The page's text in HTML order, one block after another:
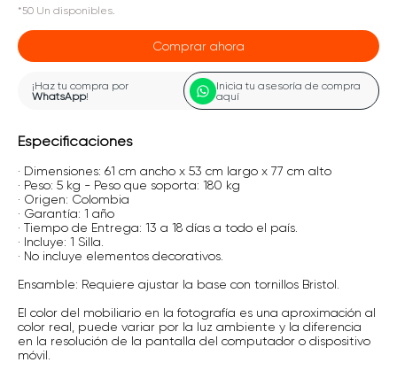
*50 Un disponibles.
Comprar ahora
¡Haz tu compra por
WhatsApp!
Inicia tu asesoría de compra
aquí
Especificaciones
· Dimensiones: 61 cm ancho x 53 cm largo x 77 cm alto
· Peso: 5 kg - Peso que soporta: 180 kg
· Origen: Colombia
· Garantía: 1 año
· Tiempo de Entrega: 13 a 18 días a todo el país.
· Incluye: 1 Silla.
· No incluye elementos decorativos.
Ensamble: Requiere ajustar la base con tornillos Bristol.
El color del mobiliario en la fotografía es una aproximación al
color real, puede variar por la luz ambiente y la diferencia
en la resolución de la pantalla del computador o dispositivo
móvil.